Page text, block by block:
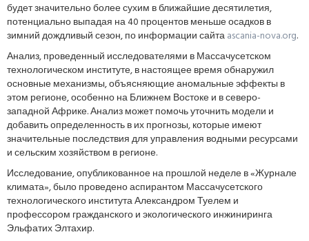
будет значительно более сухим в ближайшие десятилетия,
потенциально выпадая на 40 процентов меньше осадков в
зимний дождливый сезон, по информации сайтаascania-nova.org.
Анализ, проведенный исследователями в Массачусетском
технологическом институте, в настоящее время обнаружил
основные механизмы, объясняющие аномальные эффекты в
этом регионе, особенно на Ближнем Востоке и в северо-
западной Африке. Анализ может помочь уточнить модели и
добавить определенность в их прогнозы, которые имеют
значительные последствия для управления водными ресурсами
и сельским хозяйством в регионе.
Исследование, опубликованное на прошлой неделе в «Журнале
климата», было проведено аспирантом Массачусетского
технологического института Александром Туелем и
профессором гражданского и экологического инжиниринга
Эльфатих Элтахир.